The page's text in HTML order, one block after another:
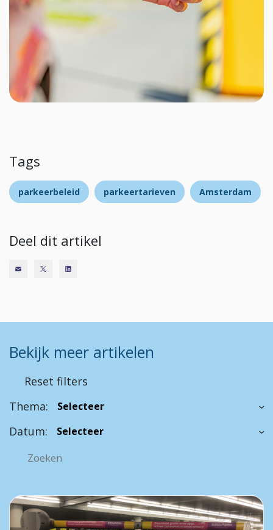
Tags
parkeerbeleid parkeertarieven Amsterdam
Deel dit artikel
Bekijk meer artikelen
Reset filters
Thema:
Datum: